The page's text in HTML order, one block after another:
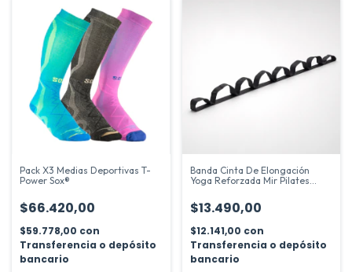
Pack X3 Medias Deportivas T-
Power Sox®
$66.420,00
$59.778,00 con
Transferencia o depósito
bancario
Banda Cinta De Elongación
Yoga Reforzada Mir Pilates
$13.490,00
$12.141,00 con
Transferencia o depósito
bancario